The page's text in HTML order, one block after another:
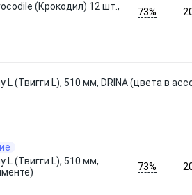
(Крокодил) 12 шт.,
73%
L (Твигги L), 510 мм, DRINA (цвета в
L (Твигги L), 510 мм,
73%